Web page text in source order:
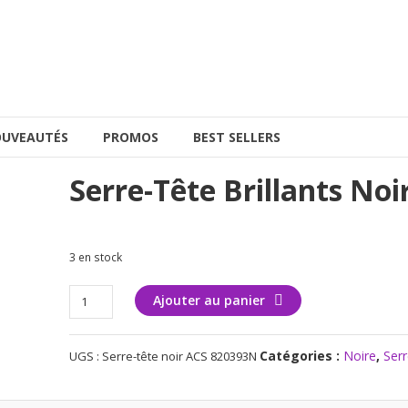
PROMOS BEST SELLERS
Serre-Tête Brillants
3 en stock
quantité
de
Serre-
tête
noirs
Ajouter au panier
UGS : Serre-tête noir ACS 820393N Catégories : Noire,